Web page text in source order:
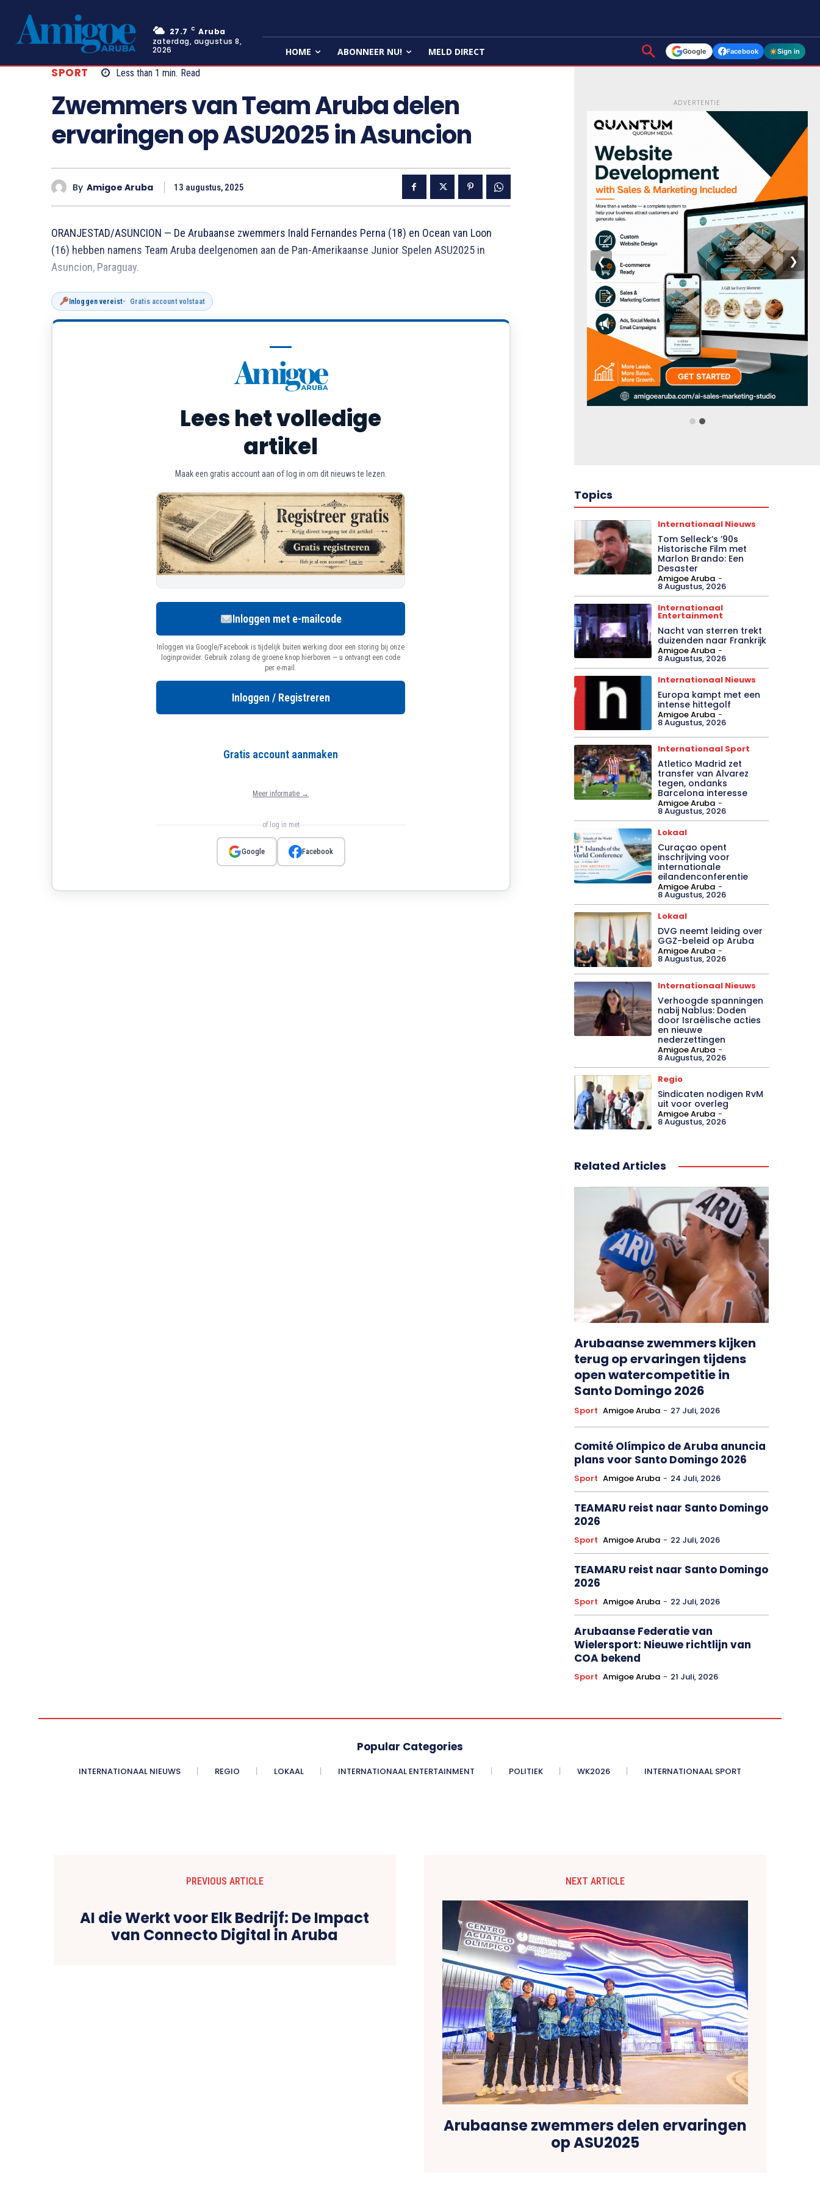
27.7 C Aruba
zaterdag, augustus 8,
2026
HOME ABONNEER NU! MELD DIRECT Google Facebook Sign in
SPORT Less than 1 min. Read
Zwemmers van Team Aruba delen
ervaringen op ASU2025 in Asuncion
By Amigoe Aruba 13 augustus, 2025
ORANJESTAD/ASUNCION — De Arubaanse zwemmers Inald Fernandes Perna (18) en Ocean van Loon
(16) hebben namens Team Aruba deelgenomen aan de Pan-Amerikaanse Junior Spelen ASU2025 in
Asuncion, Paraguay.
Inloggen vereist Gratis account volstaat
Lees het volledige
artikel
Maak een gratis account aan of log in om dit nieuws te lezen.
Inloggen met e-mailcode
Inloggen via Google/Facebook is tijdelijk buiten werking door een storing bij onze
loginprovider. Gebruik zolang de groene knop hierboven — u ontvangt een code
per e-mail.
Inloggen / Registreren
Gratis account aanmaken
Meer informatie →
of log in met
Google Facebook
ADVERTENTIE
❮ ❯
Topics
Internationaal Nieuws
Tom Selleck’s ’90s
Historische Film met
Marlon Brando: Een
Desaster
Amigoe Aruba -
8 Augustus, 2026
Internationaal
Entertainment
Nacht van sterren trekt
duizenden naar Frankrijk
Amigoe Aruba -
8 Augustus, 2026
Internationaal Nieuws
Europa kampt met een
intense hittegolf
Amigoe Aruba -
8 Augustus, 2026
Internationaal Sport
Atletico Madrid zet
transfer van Alvarez
tegen, ondanks
Barcelona interesse
Amigoe Aruba -
8 Augustus, 2026
Lokaal
Curaçao opent
inschrijving voor
internationale
eilandenconferentie
Amigoe Aruba -
8 Augustus, 2026
Lokaal
DVG neemt leiding over
GGZ-beleid op Aruba
Amigoe Aruba -
8 Augustus, 2026
Internationaal Nieuws
Verhoogde spanningen
nabij Nablus: Doden
door Israëlische acties
en nieuwe
nederzettingen
Amigoe Aruba -
8 Augustus, 2026
Regio
Sindicaten nodigen RvM
uit voor overleg
Amigoe Aruba -
8 Augustus, 2026
Related Articles
Arubaanse zwemmers kijken
terug op ervaringen tijdens
open watercompetitie in
Santo Domingo 2026
Sport Amigoe Aruba - 27 Juli, 2026
Comité Olímpico de Aruba anuncia
plans voor Santo Domingo 2026
Sport Amigoe Aruba - 24 Juli, 2026
TEAMARU reist naar Santo Domingo
2026
Sport Amigoe Aruba - 22 Juli, 2026
TEAMARU reist naar Santo Domingo
2026
Sport Amigoe Aruba - 22 Juli, 2026
Arubaanse Federatie van
Wielersport: Nieuwe richtlijn van
COA bekend
Sport Amigoe Aruba - 21 Juli, 2026
Popular Categories
INTERNATIONAAL NIEUWS REGIO LOKAAL INTERNATIONAAL ENTERTAINMENT POLITIEK WK2026 INTERNATIONAAL SPORT
PREVIOUS ARTICLE
AI die Werkt voor Elk Bedrijf: De Impact
van Connecto Digital in Aruba
NEXT ARTICLE
Arubaanse zwemmers delen ervaringen
op ASU2025